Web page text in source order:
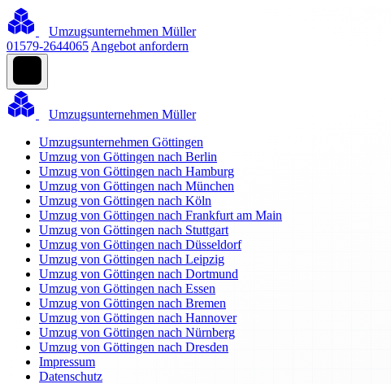
Umzugsunternehmen Müller
01579-2644065 Angebot anfordern
Umzugsunternehmen Müller
Umzugsunternehmen Göttingen
Umzug von Göttingen nach Berlin
Umzug von Göttingen nach Hamburg
Umzug von Göttingen nach München
Umzug von Göttingen nach Köln
Umzug von Göttingen nach Frankfurt am Main
Umzug von Göttingen nach Stuttgart
Umzug von Göttingen nach Düsseldorf
Umzug von Göttingen nach Leipzig
Umzug von Göttingen nach Dortmund
Umzug von Göttingen nach Essen
Umzug von Göttingen nach Bremen
Umzug von Göttingen nach Hannover
Umzug von Göttingen nach Nürnberg
Umzug von Göttingen nach Dresden
Impressum
Datenschutz